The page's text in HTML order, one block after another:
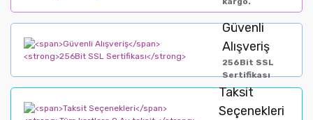
Güvenli
Alışveriş
256Bit SSL
Sertifikası
Taksit
Seçenekleri